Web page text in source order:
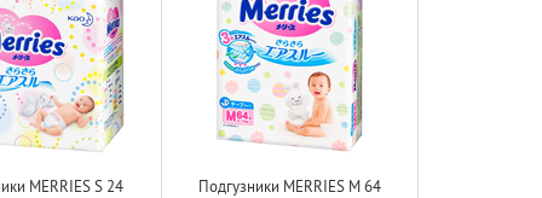
MERRIES S 24
Подгузники MERRIES M 64